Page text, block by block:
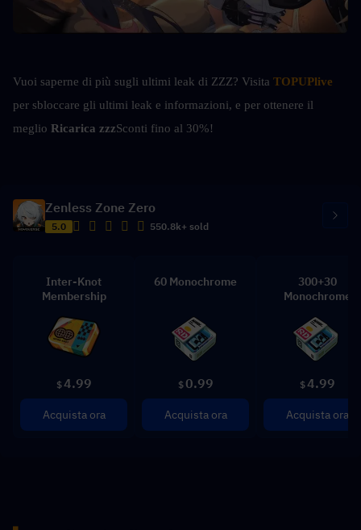
Vuoi saperne di più sugli ultimi leak di ZZZ? Visita TOPUPlive
per sbloccare gli ultimi leak e informazioni, e per ottenere il
meglio Ricarica zzzSconti fino al 30%!
Zenless Zone Zero
5.0 550.8k+ sold
Inter-Knot
Membership
$4.99
Acquista ora
60 Monochrome
$ 0.99
Acquista ora
300+30
Monochrome
$4.99
Acquista ora